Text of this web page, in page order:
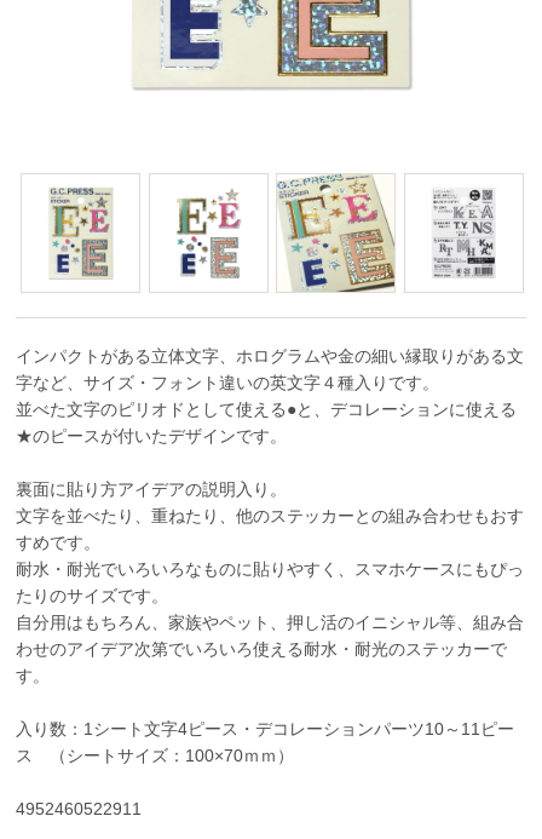
インパクトがある立体文字、ホログラムや金の細い縁取りがある文
字など、サイズ・フォント違いの英文字４種入りです。
並べた文字のピリオドとして使える●と、デコレーションに使える
★のピースが付いたデザインです。
裏面に貼り方アイデアの説明入り。
文字を並べたり、重ねたり、他のステッカーとの組み合わせもおす
すめです。
耐水・耐光でいろいろなものに貼りやすく、スマホケースにもぴっ
たりのサイズです。
自分用はもちろん、家族やペット、押し活のイニシャル等、組み合
わせのアイデア次第でいろいろ使える耐水・耐光のステッカーで
す。
入り数：1シート文字4ピース・デコレーションパーツ10～11ピー
ス （シートサイズ：100×70ｍｍ）
4952460522911